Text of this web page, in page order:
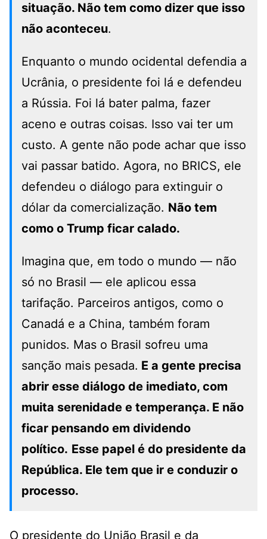
situação. Não tem como dizer que isso
não aconteceu.
Enquanto o mundo ocidental defendia a
Ucrânia, o presidente foi lá e defendeu
a Rússia. Foi lá bater palma, fazer
aceno e outras coisas. Isso vai ter um
custo. A gente não pode achar que isso
vai passar batido. Agora, no BRICS, ele
defendeu o diálogo para extinguir o
dólar da comercialização. Não tem
como o Trump ficar calado.
Imagina que, em todo o mundo — não
só no Brasil — ele aplicou essa
tarifação. Parceiros antigos, como o
Canadá e a China, também foram
punidos. Mas o Brasil sofreu uma
sanção mais pesada. E a gente precisa
abrir esse diálogo de imediato, com
muita serenidade e temperança. E não
ficar pensando em dividendo
político. Esse papel é do presidente da
República. Ele tem que ir e conduzir o
processo.
O presidente do União Brasil e da